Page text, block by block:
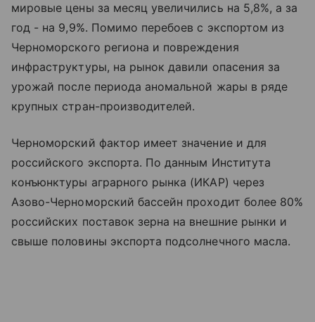
мировые цены за месяц увеличились на 5,8%, а за
год - на 9,9%. Помимо перебоев с экспортом из
Черноморского региона и повреждения
инфраструктуры, на рынок давили опасения за
урожай после периода аномальной жары в ряде
крупных стран-производителей.
Черноморский фактор имеет значение и для
российского экспорта. По данным Института
конъюнктуры аграрного рынка (ИКАР) через
Азово-Черноморский бассейн проходит более 80%
российских поставок зерна на внешние рынки и
свыше половины экспорта подсолнечного масла.